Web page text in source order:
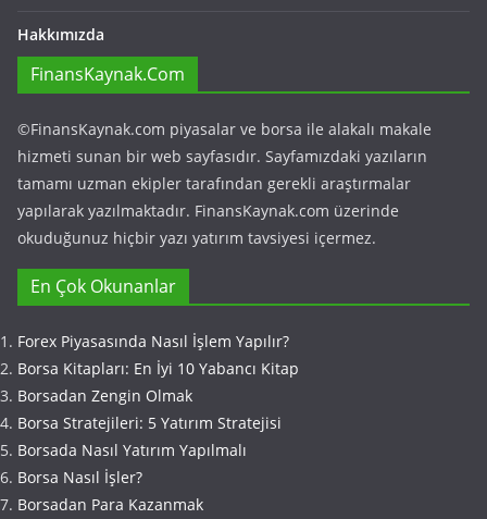
Hakkımızda
FinansKaynak.Com
©FinansKaynak.com piyasalar ve borsa ile alakalı makale
hizmeti sunan bir web sayfasıdır. Sayfamızdaki yazıların
tamamı uzman ekipler tarafından gerekli araştırmalar
yapılarak yazılmaktadır. FinansKaynak.com üzerinde
okuduğunuz hiçbir yazı yatırım tavsiyesi içermez.
En Çok Okunanlar
Forex Piyasasında Nasıl İşlem Yapılır?
Borsa Kitapları: En İyi 10 Yabancı Kitap
Borsadan Zengin Olmak
Borsa Stratejileri: 5 Yatırım Stratejisi
Borsada Nasıl Yatırım Yapılmalı
Borsa Nasıl İşler?
Borsadan Para Kazanmak